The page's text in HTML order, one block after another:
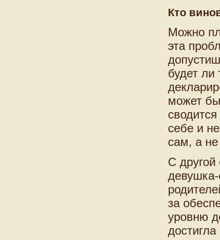
Кто
Можно
эта
будет ли
может
себе и
сам, а
С
за
уровню